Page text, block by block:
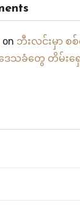
on ဘီးလင်းမှာ စ
ေသခံတွေ တိမ်းရှေ